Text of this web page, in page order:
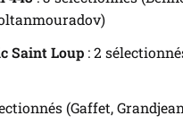
Saint Loup : 2
(Gaffet,